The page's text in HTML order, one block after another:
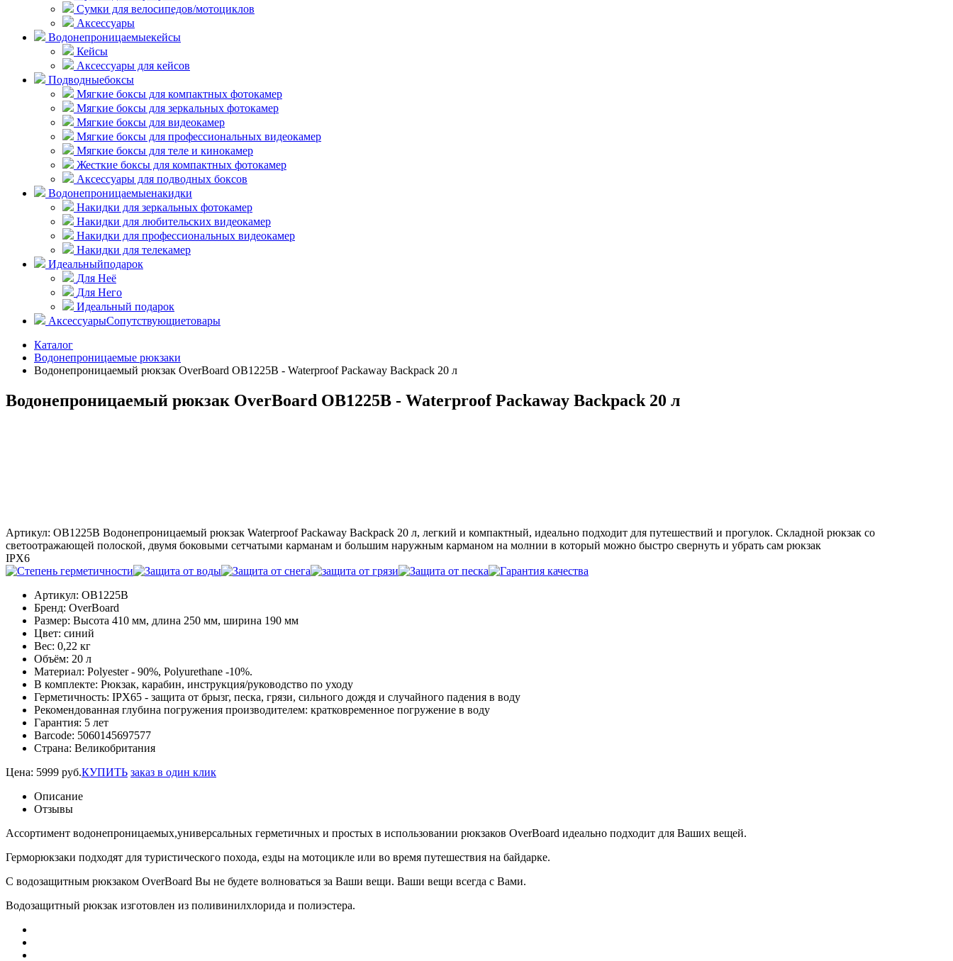
Сумки для велосипедов/мотоциклов
Аксессуары
Водонепроницаемыекейсы
Кейсы
Аксессуары для кейсов
Подводныебоксы
Мягкие боксы для компактных фотокамер
Мягкие боксы для зеркальных фотокамер
Мягкие боксы для видеокамер
Мягкие боксы для профессиональных видеокамер
Мягкие боксы для теле и кинокамер
Жесткие боксы для компактных фотокамер
Аксессуары для подводных боксов
Водонепроницаемыенакидки
Накидки для зеркальных фотокамер
Накидки для любительских видеокамер
Накидки для профессиональных видеокамер
Накидки для телекамер
Идеальныйподарок
Для Неё
Для Него
Идеальный подарок
АксессуарыСопутствующиетовары
Каталог
Водонепроницаемые рюкзаки
Водонепроницаемый рюкзак OverBoard OB1225B - Waterproof Packaway Backpack 20 л
Водонепроницаемый рюкзак OverBoard OB1225B - Waterproof Packaway Backpack 20 л
Артикул: OB1225B Водонепроницаемый рюкзак Waterproof Packaway Backpack 20 л, легкий и компактный, идеально подходит для путешествий и прогулок. Складной рюкзак со
светоотражающей полоской, двумя боковыми сетчатыми карманам и большим наружным карманом на молнии в который можно быстро свернуть и убрать сам рюкзак
IPX6
Артикул: OB1225B
Бренд: OverBoard
Размер: Высота 410 мм, длина 250 мм, ширина 190 мм
Цвет: синий
Вес: 0,22 кг
Объём: 20 л
Материал: Polyester - 90%, Polyurethane -10%.
В комплекте: Рюкзак, карабин, инструкция/руководство по уходу
Герметичность: IPX65 - защита от брызг, песка, грязи, сильного дождя и случайного падения в воду
Рекомендованная глубина погружения производителем: кратковременное погружение в воду
Гарантия: 5 лет
Barcode: 5060145697577
Страна: Великобритания
Цена: 5999 руб.КУПИТЬ заказ в один клик
Описание
Отзывы
Ассортимент водонепроницаемых,универсальных герметичных и простых в использовании рюкзаков OverBoard идеально подходит для Ваших вещей.
Герморюкзаки подходят для туристического похода, езды на мотоцикле или во время путешествия на байдарке.
С водозащитным рюкзаком OverBoard Вы не будете волноваться за Ваши вещи. Ваши вещи всегда с Вами.
Водозащитный рюкзак изготовлен из поливинилхлорида и полиэстера.